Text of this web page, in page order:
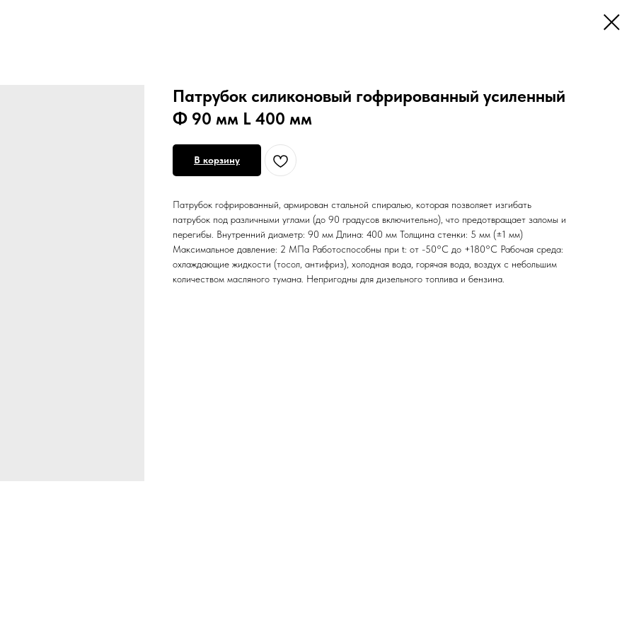
Патрубок силиконовый гофрированный усиленный
Ф 90 мм L 400 мм
В корзину
Патрубок гофрированный, армирован стальной спиралью, которая позволяет изгибать
патрубок под различными углами (до 90 градусов включительно), что предотвращает заломы и
перегибы. Внутренний диаметр: 90 мм Длина: 400 мм Толщина стенки: 5 мм (±1 мм)
Максимальное давление: 2 МПа Работоспособны при t: от -50°С до +180°С Рабочая среда:
охлаждающие жидкости (тосол, антифриз), холодная вода, горячая вода, воздух с небольшим
количеством масляного тумана. Непригодны для дизельного топлива и бензина.